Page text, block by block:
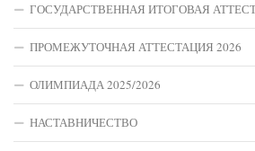
ГОСУДАРСТВЕННАЯ ИТОГОВАЯ
ПРОМЕЖУТОЧНАЯ АТТЕСТАЦИЯ 2026
ОЛИМПИАДА 2025/2026
НАСТАВНИЧЕСТВО